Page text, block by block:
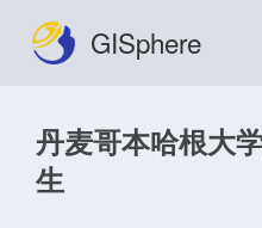
GISphere
丹麦哥本哈根大
生